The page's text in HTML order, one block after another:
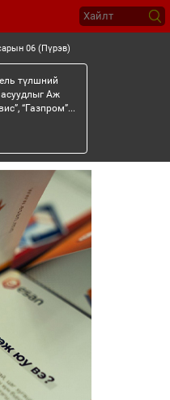
06 (Пүрэв)
түлшний
Аж
“Газпром”...